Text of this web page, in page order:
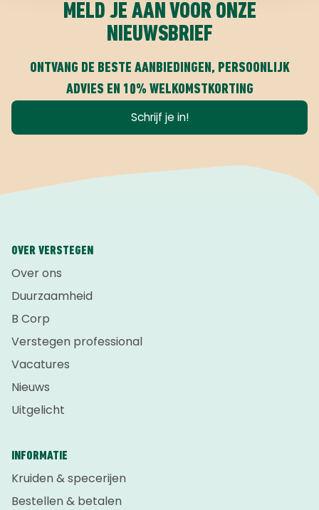
MELD JE AAN VOOR ONZE
NIEUWSBRIEF
ONTVANG DE BESTE AANBIEDINGEN, PERSOONLIJK
ADVIES EN 10% WELKOMSTKORTING
Schrijf je in!
OVER VERSTEGEN
Over ons
Duurzaamheid
B Corp
Verstegen professional
Vacatures
Nieuws
Uitgelicht
INFORMATIE
Kruiden & specerijen
Bestellen & betalen